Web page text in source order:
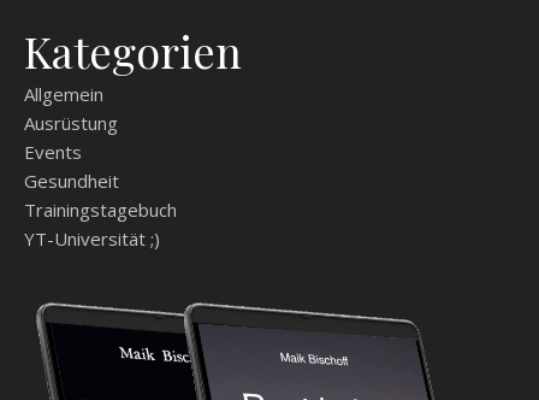
Kategorien
Allgemein
Ausrüstung
Events
Gesundheit
Trainingstagebuch
YT-Universität ;)